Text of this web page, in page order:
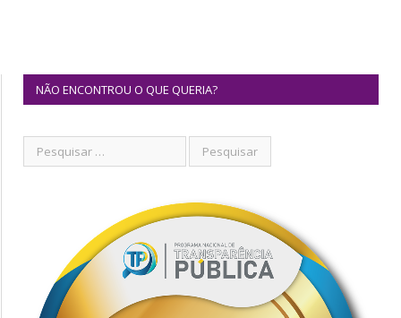
NÃO ENCONTROU O QUE QUERIA?